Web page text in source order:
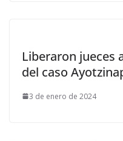
Liberaron jueces
del caso
3 de enero de 2024